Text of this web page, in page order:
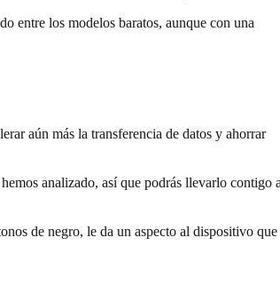
entre los modelos baratos, aunque con una
aún más la transferencia de datos y ahorrar
analizado, así que podrás llevarlo contigo a
de negro, le da un aspecto al dispositivo